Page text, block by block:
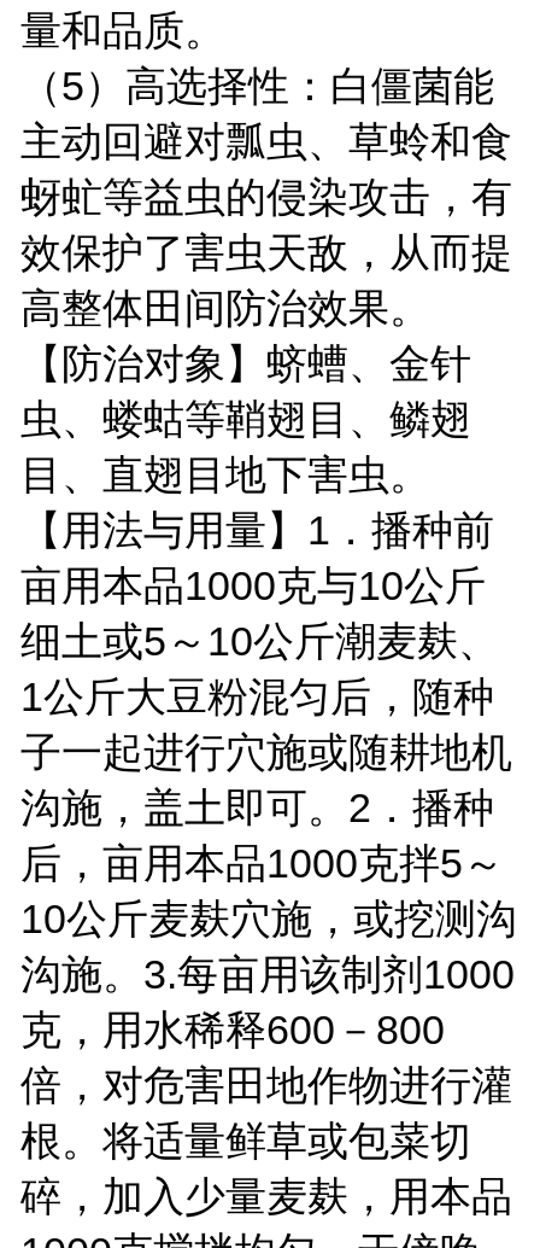
量和品质。
（5）高选择性：白僵菌能
主动回避对瓢虫、草蛉和食
蚜虻等益虫的侵染攻击，有
效保护了害虫天敌，从而提
高整体田间防治效果。
【防治对象】蛴螬、金针
虫、蝼蛄等鞘翅目、鳞翅
目、直翅目地下害虫。
【用法与用量】1．播种前
亩用本品1000克与10公斤
细土或5～10公斤潮麦麸、
1公斤大豆粉混匀后，随种
子一起进行穴施或随耕地机
沟施，盖土即可。2．播种
后，亩用本品1000克拌5～
10公斤麦麸穴施，或挖测沟
沟施。3.每亩用该制剂1000
克，用水稀释600－800
倍，对危害田地作物进行灌
根。将适量鲜草或包菜切
碎，加入少量麦麸，用本品